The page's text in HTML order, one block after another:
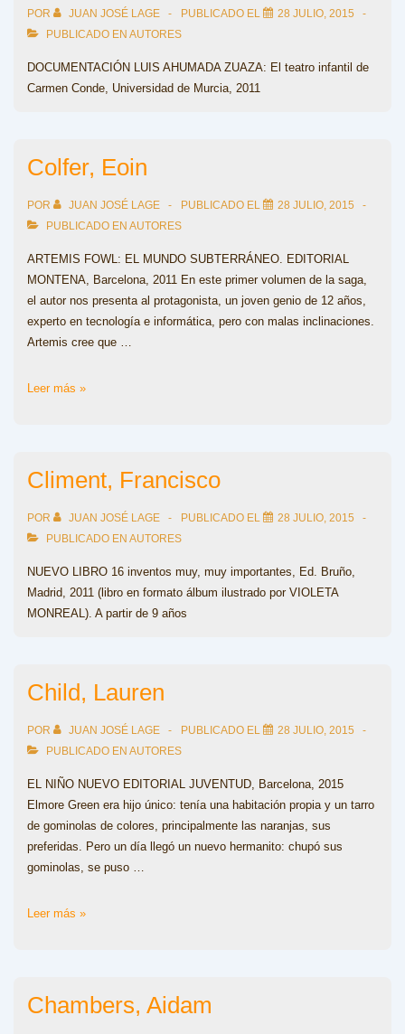
POR JUAN JOSÉ LAGE PUBLICADO EL
28 JULIO, 2015
PUBLICADO EN AUTORES
DOCUMENTACIÓN LUIS AHUMADA ZUAZA: El teatro infantil de
Carmen Conde, Universidad de Murcia, 2011
Colfer, Eoin
POR JUAN JOSÉ LAGE PUBLICADO EL
28 JULIO, 2015
PUBLICADO EN AUTORES
ARTEMIS FOWL: EL MUNDO SUBTERRÁNEO. EDITORIAL
MONTENA, Barcelona, 2011 En este primer volumen de la saga,
el autor nos presenta al protagonista, un joven genio de 12 años,
experto en tecnología e informática, pero con malas inclinaciones.
Artemis cree que …
Colfer,
Leer más »
Climent, Francisco
POR JUAN JOSÉ LAGE PUBLICADO EL
28 JULIO, 2015
PUBLICADO EN AUTORES
NUEVO LIBRO 16 inventos muy, muy importantes, Ed. Bruño,
Madrid, 2011 (libro en formato álbum ilustrado por VIOLETA
MONREAL). A partir de 9 años
Child, Lauren
POR JUAN JOSÉ LAGE PUBLICADO EL
28 JULIO, 2015
PUBLICADO EN AUTORES
EL NIÑO NUEVO EDITORIAL JUVENTUD, Barcelona, 2015
Elmore Green era hijo único: tenía una habitación propia y un tarro
de gominolas de colores, principalmente las naranjas, sus
preferidas. Pero un día llegó un nuevo hermanito: chupó sus
gominolas, se puso …
Child,
Leer más »
Chambers, Aidam